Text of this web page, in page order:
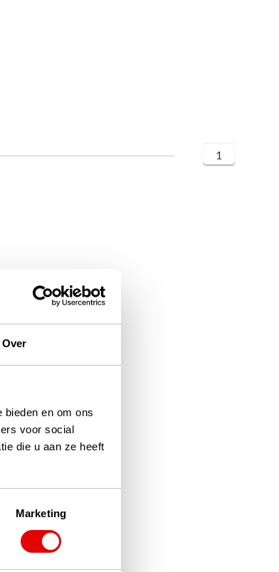
Over
en om ons
voor social
die u aan ze heeft
Marketing
1